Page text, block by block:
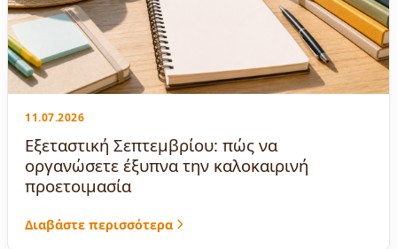
11.07.2026
Εξεταστική Σεπτεμβρίου: πώς να
οργανώσετε έξυπνα την καλοκαιρινή
προετοιμασία
Διαβάστε περισσότερα